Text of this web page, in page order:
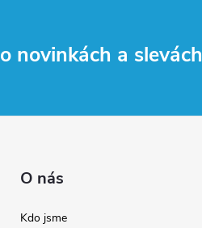
novinkách a slevách
O nás
Kdo jsme